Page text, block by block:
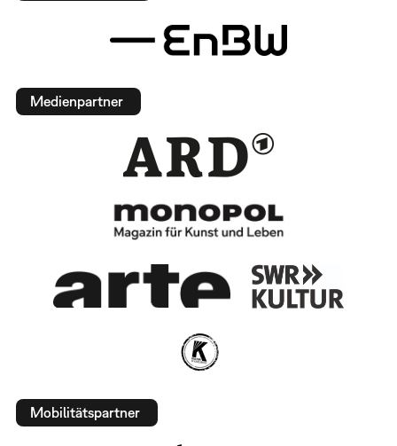
Medienpartner
Mobilitätspartner